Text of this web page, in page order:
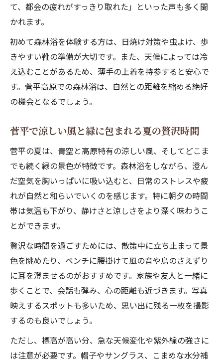
て、都会の疲れがすっきり取れた」といった声も多く聞
かれます。
初めて森林浴を体験する方は、日焼け対策や虫よけ、歩
きやすい靴の準備が大切です。また、天候によっては冷
え込むことがあるため、薄手の上着を持参すると安心で
す。菅平高原での森林浴は、自然との距離を縮める絶好
の機会となるでしょう。
菅平で涼しい風と緑に包まれる夏の贅沢時間
菅平の夏は、青空と高原特有の涼しい風、そしてどこま
でも続く緑の景色が特徴です。森林浴をしながら、澄ん
だ空気を胸いっぱいに吸い込むと、日常のストレスや疲
れが自然と和らいでいくのを感じます。特に朝夕の時間
帯は気温も下がり、静けさと涼しさをより深く味わうこ
とができます。
贅沢な時間を過ごすためには、散策中に立ち止まって景
色を眺めたり、ベンチに腰掛けて風の音や鳥のさえずり
に耳を澄ませるのがおすすめです。家族や友人と一緒に
歩くことで、会話も弾み、心の距離も近づきます。写真
映えするスポットも多いため、思い出に残る一枚を撮影
するのも良いでしょう。
ただし、標高が高い分、急な天候変化や紫外線の強さに
は注意が必要です。帽子やサングラス、こまめな水分補